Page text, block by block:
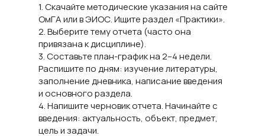
1. Скачайте методические указания на сайте
ОмГА или в ЭИОС. Ищите раздел «Практики».
2. Выберите тему отчета (часто она
привязана к дисциплине).
3. Составьте план-график на 2–4 недели.
Распишите по дням: изучение литературы,
заполнение дневника, написание введения
и основного раздела.
4. Напишите черновик отчета. Начинайте с
введения: актуальность, объект, предмет,
цель и задачи.